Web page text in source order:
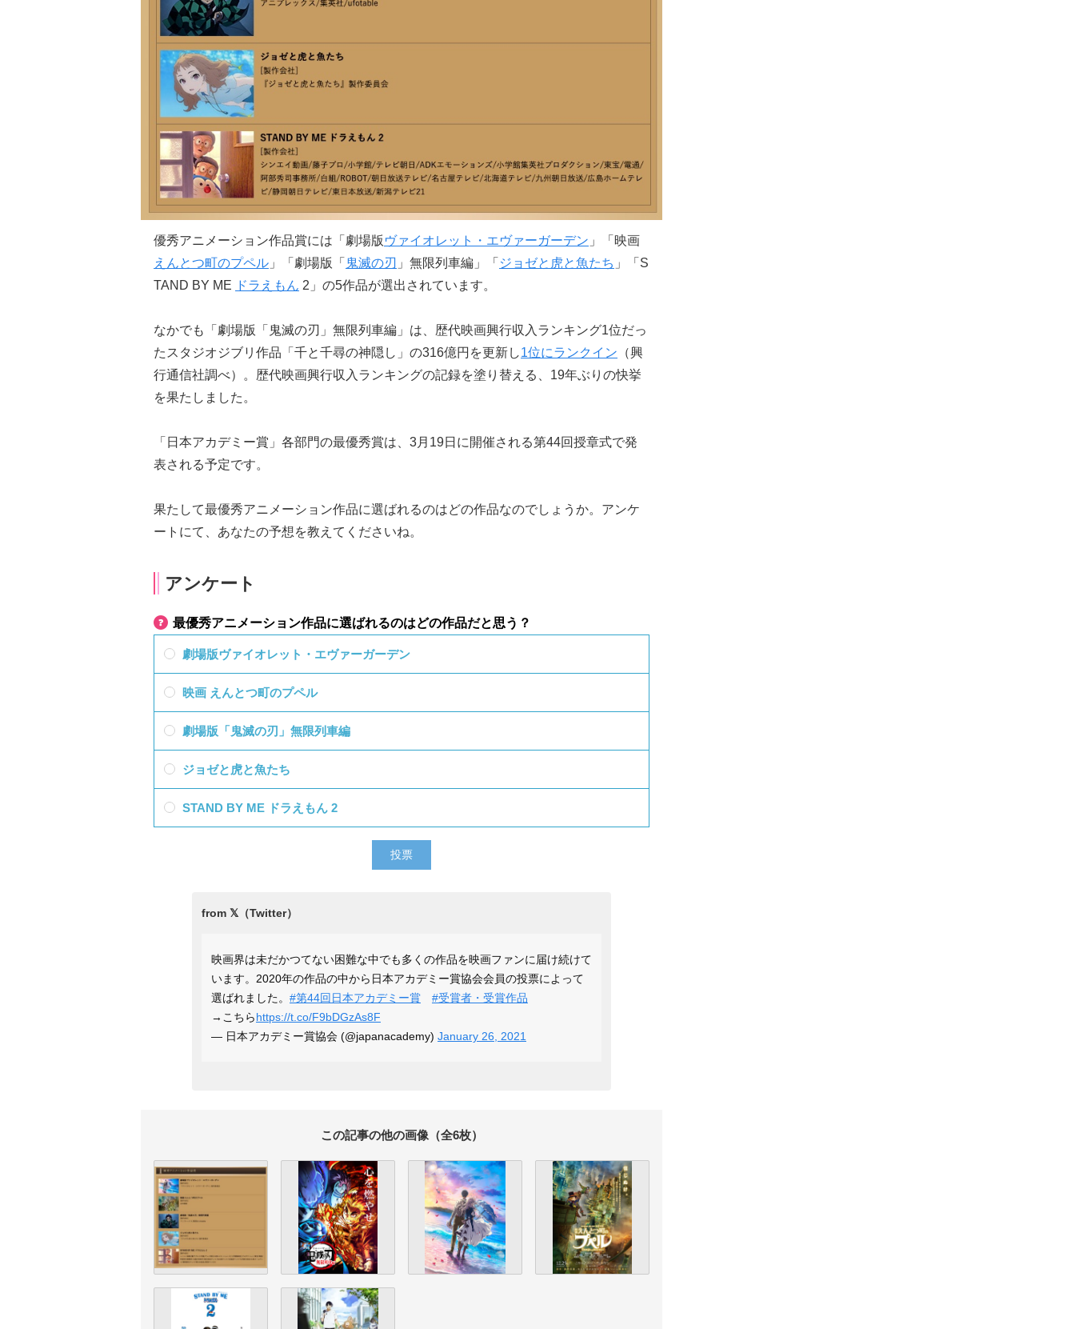
優秀アニメーション作品賞には「劇場版 ヴァイオレット・エヴァーガーデン 」「映画
えんとつ町のプペル 」「劇場版「 鬼滅の刃 」無限列車編」「 ジョゼと虎と魚たち 」「S
TAND BY ME ドラえもん 2」の5作品が選出されています。
なかでも「劇場版「鬼滅の刃」無限列車編」は、歴代映画興行収入ランキング1位だっ
たスタジオジブリ作品「千と千尋の神隠し」の316億円を更新し1位にランクイン （興
行通信社調べ）。歴代映画興行収入ランキングの記録を塗り替える、19年ぶりの快挙
を果たしました。
「日本アカデミー賞」各部門の最優秀賞は、3月19日に開催される第44回授章式で発
表される予定です。
果たして最優秀アニメーション作品に選ばれるのはどの作品なのでしょうか。アンケ
ートにて、あなたの予想を教えてくださいね。
アンケート
最優秀アニメーション作品に選ばれるのはどの作品だと思う？
劇場版ヴァイオレット・エヴァーガーデン
映画 えんとつ町のプペル
劇場版「鬼滅の刃」無限列車編
ジョゼと虎と魚たち
STAND BY ME ドラえもん 2
映画界は未だかつてない困難な中でも多くの作品を映画ファンに届け続けて
います。2020年の作品の中から日本アカデミー賞協会会員の投票によって
選ばれました。 #第44回日本アカデミー賞
#受賞者・受賞作品
→こちらhttps://t.co/F9bDGzAs8F
— 日本アカデミー賞協会 (@japanacademy) January 26, 2021
この記事の他の画像（全6枚）